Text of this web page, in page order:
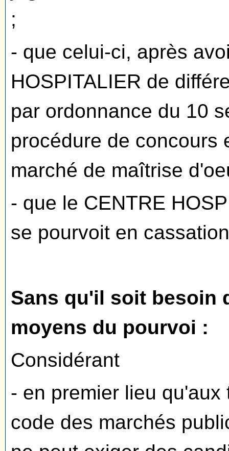
;
- que celui-ci, après
HOSPITALIER de
par ordonnance du 10
procédure de concours
marché de maîtrise
- que le CENTRE
se pourvoit en
Sans qu'il soit besoin
moyens du pourvoi :
Considérant
- en premier lieu qu'aux
code des marchés